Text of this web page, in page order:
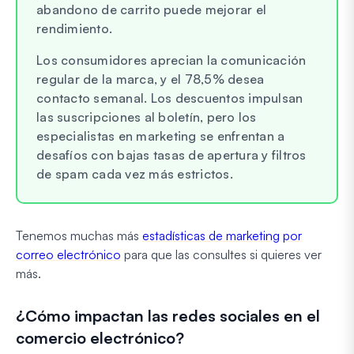
abandono de carrito puede mejorar el
rendimiento.
Los consumidores aprecian la comunicación
regular de la marca, y el 78,5% desea
contacto semanal. Los descuentos impulsan
las suscripciones al boletín, pero los
especialistas en marketing se enfrentan a
desafíos con bajas tasas de apertura y filtros
de spam cada vez más estrictos.
Tenemos muchas más estadísticas de marketing por
correo electrónico para que las consultes si quieres ver
más.
¿Cómo impactan las redes sociales en el
comercio electrónico?